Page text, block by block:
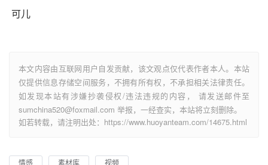
可儿
本文内容由互联网用户自发贡献，该文观点仅代表作者本人。本站
仅提供信息存储空间服务，不拥有所有权，不承担相关法律责任。
如发现本站有涉嫌抄袭侵权/违法违规的内容， 请发送邮件至
sumchina520@foxmail.com 举报，一经查实，本站将立刻删除。
如若转载，请注明出处：https://www.huoyanteam.com/14675.html
情感 素材库 视频